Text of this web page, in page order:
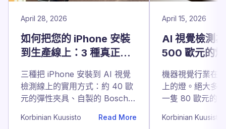
April 28, 2026
如何把您的 iPhone 安裝
到生產線上：3 種真正可
行的方式
三種把 iPhone 安裝到 AI 視覺
檢測線上的實用方式：約 40 歐
元的彈性夾具、自製的 Bosch
線之間搬動 iPhone 的 SP
Korbinian Kuusisto Read More
April 15, 2026
AI 視覺檢測
500 歐元的
真正有用）
機器視覺行業在
上的燈。絕大多
一隻 80 歐元的
正管用的方案。
Korbinian Kuusisto